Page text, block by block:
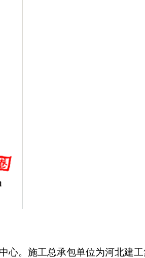
心。施工总承包单位为河北建